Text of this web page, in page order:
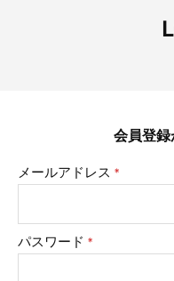
会員登
メールアドレス
(必
パスワード
(必